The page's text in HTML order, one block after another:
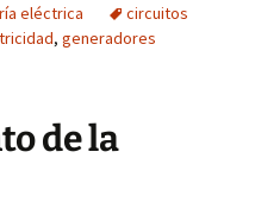
eléctrica
circuitos
, generadores
de la